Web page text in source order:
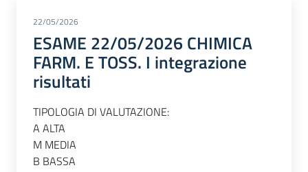
22/05/2026
ESAME 22/05/2026 CHIMICA
FARM. E TOSS. I integrazione
risultati
TIPOLOGIA DI VALUTAZIONE:
A ALTA
M MEDIA
B BASSA